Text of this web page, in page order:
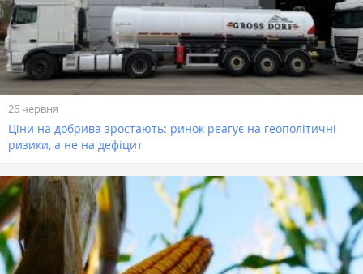
26 червня
Ціни на добрива зростають: ринок реагує на геополітичні
ризики, а не на дефіцит